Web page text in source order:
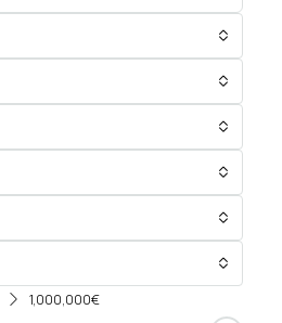
1,000,000€